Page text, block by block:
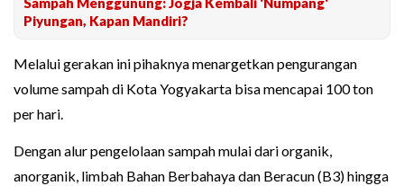
Piyungan, Kapan Mandiri?
Melalui gerakan ini pihaknya menargetkan pengurangan
volume sampah di Kota Yogyakarta bisa mencapai 100 ton
per hari.
Dengan alur pengelolaan sampah mulai dari organik,
anorganik, limbah Bahan Berbahaya dan Beracun (B3) hingga